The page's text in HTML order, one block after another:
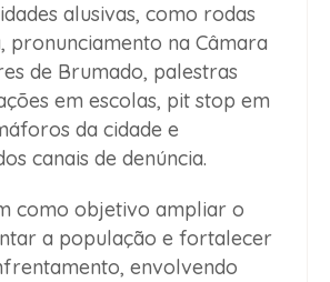
alusivas, como rodas
pronunciamento na Câmara
de Brumado, palestras
em escolas, pit stop em
da cidade e
canais de denúncia.
como objetivo ampliar o
a população e fortalecer
envolvendo